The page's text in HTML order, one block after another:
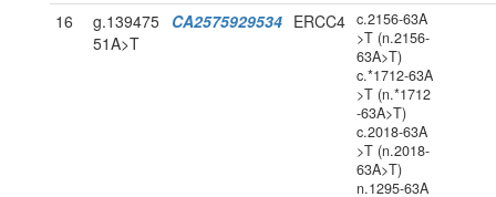
16
g.139475
51A>T
CA2575929534 ERCC4 c.2156-63A
>T (n.2156-
63A>T)
c.*1712-63A
>T (n.*1712
-63A>T)
c.2018-63A
>T (n.2018-
63A>T)
n.1295-63A